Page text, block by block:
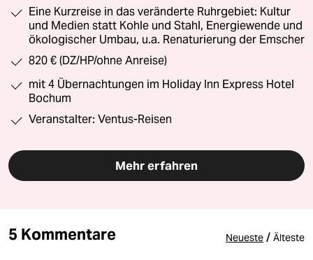
Eine Kurzreise in das veränderte Ruhrgebiet: Kultur
und Medien statt Kohle und Stahl, Energiewende und
ökologischer Umbau, u.a. Renaturierung der Emscher
820 € (DZ/HP/ohne Anreise)
mit 4 Übernachtungen im Holiday Inn Express Hotel
Bochum
Veranstalter: Ventus-Reisen
Mehr erfahren
5 Kommentare Neueste / Älteste